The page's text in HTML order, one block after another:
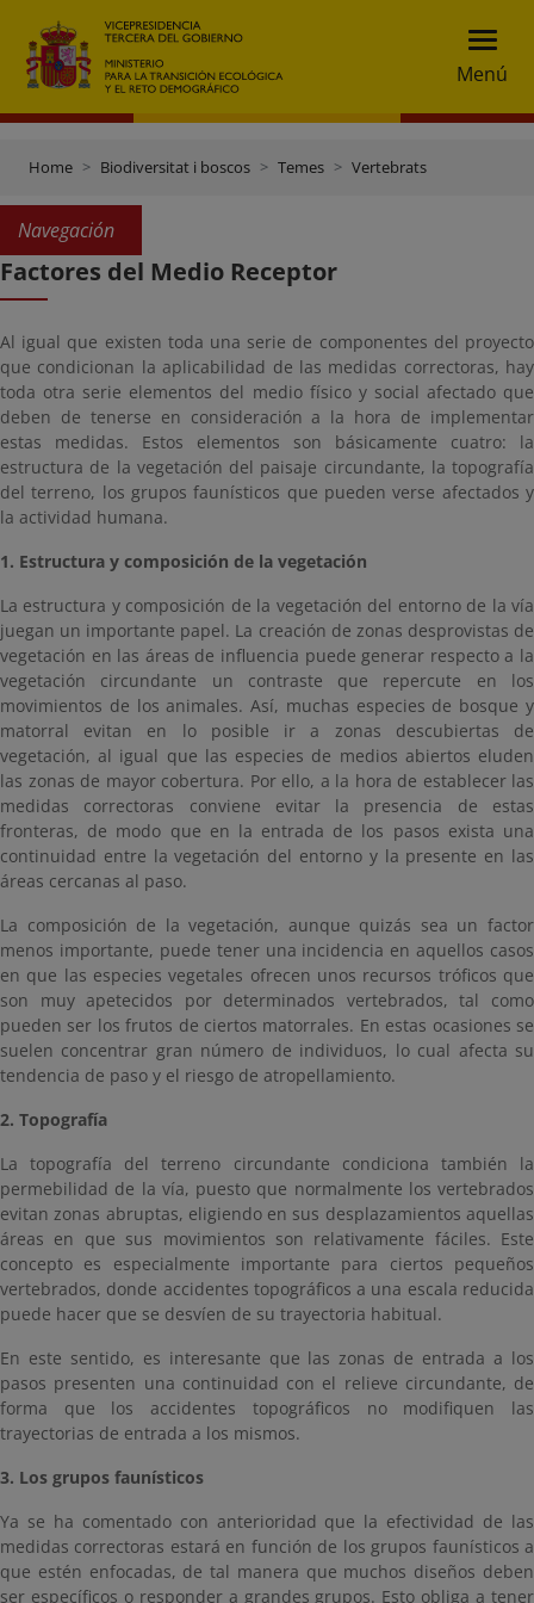
Menú
Home Biodiversitat i boscos Temes Vertebrats
Navegación
Factores del Medio Receptor
Al igual que existen toda una serie de componentes del proyecto
que condicionan la aplicabilidad de las medidas correctoras, hay
toda otra serie elementos del medio físico y social afectado que
deben de tenerse en consideración a la hora de implementar
estas medidas. Estos elementos son básicamente cuatro: la
estructura de la vegetación del paisaje circundante, la topografía
del terreno, los grupos faunísticos que pueden verse afectados y
la actividad humana.
1. Estructura y composición de la vegetación
La estructura y composición de la vegetación del entorno de la vía
juegan un importante papel. La creación de zonas desprovistas de
vegetación en las áreas de influencia puede generar respecto a la
vegetación circundante un contraste que repercute en los
movimientos de los animales. Así, muchas especies de bosque y
matorral evitan en lo posible ir a zonas descubiertas de
vegetación, al igual que las especies de medios abiertos eluden
las zonas de mayor cobertura. Por ello, a la hora de establecer las
medidas correctoras conviene evitar la presencia de estas
fronteras, de modo que en la entrada de los pasos exista una
continuidad entre la vegetación del entorno y la presente en las
áreas cercanas al paso.
La composición de la vegetación, aunque quizás sea un factor
menos importante, puede tener una incidencia en aquellos casos
en que las especies vegetales ofrecen unos recursos tróficos que
son muy apetecidos por determinados vertebrados, tal como
pueden ser los frutos de ciertos matorrales. En estas ocasiones se
suelen concentrar gran número de individuos, lo cual afecta su
tendencia de paso y el riesgo de atropellamiento.
2. Topografía
La topografía del terreno circundante condiciona también la
permebilidad de la vía, puesto que normalmente los vertebrados
evitan zonas abruptas, eligiendo en sus desplazamientos aquellas
áreas en que sus movimientos son relativamente fáciles. Este
concepto es especialmente importante para ciertos pequeños
vertebrados, donde accidentes topográficos a una escala reducida
puede hacer que se desvíen de su trayectoria habitual.
En este sentido, es interesante que las zonas de entrada a los
pasos presenten una continuidad con el relieve circundante, de
forma que los accidentes topográficos no modifiquen las
trayectorias de entrada a los mismos.
3. Los grupos faunísticos
Ya se ha comentado con anterioridad que la efectividad de las
medidas correctoras estará en función de los grupos faunísticos a
que estén enfocadas, de tal manera que muchos diseños deben
ser específicos o responder a grandes grupos. Esto obliga a tener